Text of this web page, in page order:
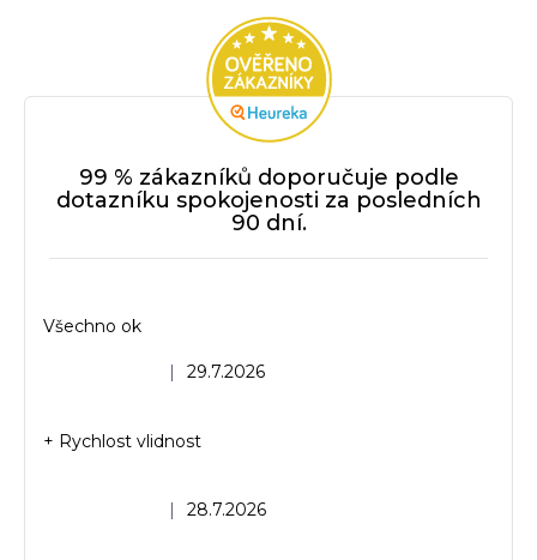
á
d
a
c
í
p
r
v
k
y
99 % zákazníků doporučuje podle
dotazníku spokojenosti za posledních
90 dní.
Hodnocení obchodu je 5 z 5 hvězdiček.
| 29.7.2026
Všechno ok
Hodnocení obchodu je 5 z 5 hvězdiček.
| 28.7.2026
+ Rychlost vlidnost